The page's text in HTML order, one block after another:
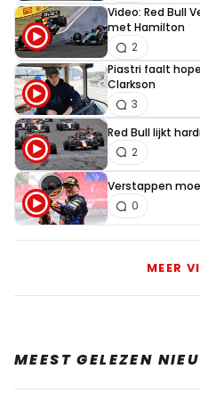
Video: Red Bull
met Hamilton
2
Piastri faalt
Clarkson
3
Red Bull lijkt
2
Verstappen
0
MEER
MEEST GELEZEN